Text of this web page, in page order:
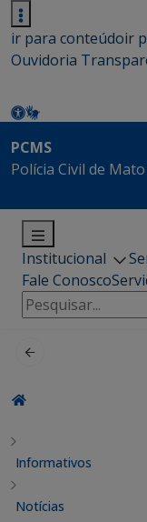
ir para conteúdoir
Ouvidoria
PCMS
Polícia Civil de
Institucional
Fale Conosco
Pesquisar
por:
Informativos
Notícias